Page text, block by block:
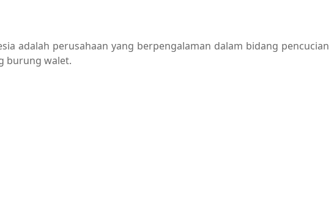
adalah perusahaan yang berpengalaman dalam bidang pencucian
burung walet.